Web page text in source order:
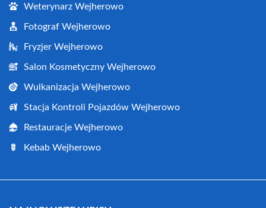
Weterynarz Wejherowo
Fotograf Wejherowo
Fryzjer Wejherowo
Salon Kosmetyczny Wejherowo
Wulkanizacja Wejherowo
Stacja Kontroli Pojazdów Wejherowo
Restauracje Wejherowo
Kebab Wejherowo